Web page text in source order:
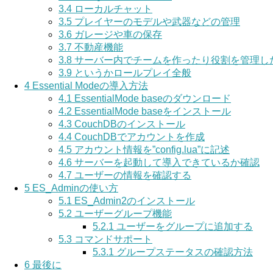
3.4 ローカルチャット
3.5 プレイヤーのモデルや武器などの管理
3.6 ガレージや車の保存
3.7 不動産機能
3.8 サーバー内でチームを作ったり役割を管理し
3.9 というかロールプレイ全般
4 Essential Modeの導入方法
4.1 EssentialMode baseのダウンロード
4.2 EssentialMode baseをインストール
4.3 CouchDBのインストール
4.4 CouchDBでアカウントを作成
4.5 アカウント情報を”config.lua”に記述
4.6 サーバーを起動して導入できているか確認
4.7 ユーザーの情報を確認する
5 ES_Adminの使い方
5.1 ES_Admin2のインストール
5.2 ユーザーグループ機能
5.2.1 ユーザーをグループに追加する
5.3 コマンドサポート
5.3.1 グループステータスの確認方法
6 最後に